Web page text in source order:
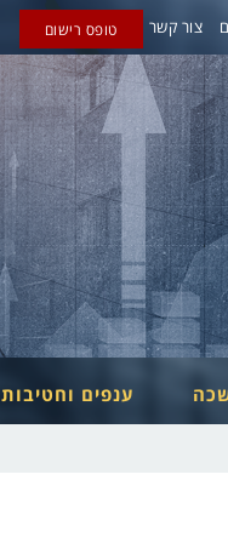
צור קשר טופס רישום
ענפים וחטיבות